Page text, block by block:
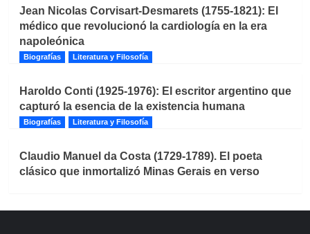
Jean Nicolas Corvisart-Desmarets (1755-1821): El
médico que revolucionó la cardiología en la era
napoleónica
Biografías Literatura y Filosofía
Haroldo Conti (1925-1976): El escritor argentino que
capturó la esencia de la existencia humana
Biografías Literatura y Filosofía
Claudio Manuel da Costa (1729-1789). El poeta
clásico que inmortalizó Minas Gerais en verso